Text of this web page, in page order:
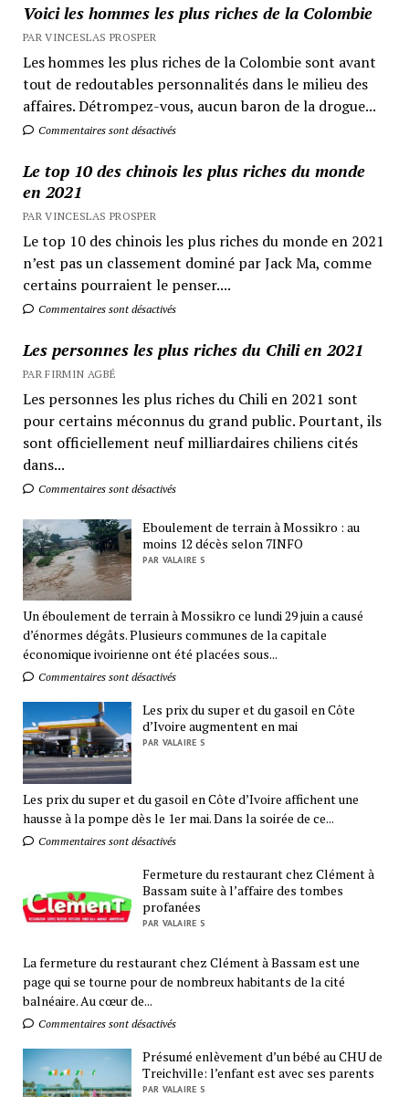
Voici les hommes les plus riches de la Colombie
PAR VINCESLAS PROSPER
Les hommes les plus riches de la Colombie sont avant
tout de redoutables personnalités dans le milieu des
affaires. Détrompez-vous, aucun baron de la drogue...
Commentaires sont désactivés
Le top 10 des chinois les plus riches du monde
en 2021
PAR VINCESLAS PROSPER
Le top 10 des chinois les plus riches du monde en 2021
n’est pas un classement dominé par Jack Ma, comme
certains pourraient le penser....
Commentaires sont désactivés
Les personnes les plus riches du Chili en 2021
PAR FIRMIN AGBÉ
Les personnes les plus riches du Chili en 2021 sont
pour certains méconnus du grand public. Pourtant, ils
sont officiellement neuf milliardaires chiliens cités
dans...
Commentaires sont désactivés
Eboulement de terrain à Mossikro : au
moins 12 décès selon 7INFO
PAR VALAIRE S
Un éboulement de terrain à Mossikro ce lundi 29 juin a causé
d’énormes dégâts. Plusieurs communes de la capitale
économique ivoirienne ont été placées sous...
Commentaires sont désactivés
Les prix du super et du gasoil en Côte
d’Ivoire augmentent en mai
PAR VALAIRE S
Les prix du super et du gasoil en Côte d’Ivoire affichent une
hausse à la pompe dès le 1er mai. Dans la soirée de ce...
Commentaires sont désactivés
Fermeture du restaurant chez Clément à
Bassam suite à l’affaire des tombes
profanées
PAR VALAIRE S
La fermeture du restaurant chez Clément à Bassam est une
page qui se tourne pour de nombreux habitants de la cité
balnéaire. Au cœur de...
Commentaires sont désactivés
Présumé enlèvement d’un bébé au CHU de
Treichville: l’enfant est avec ses parents
PAR VALAIRE S